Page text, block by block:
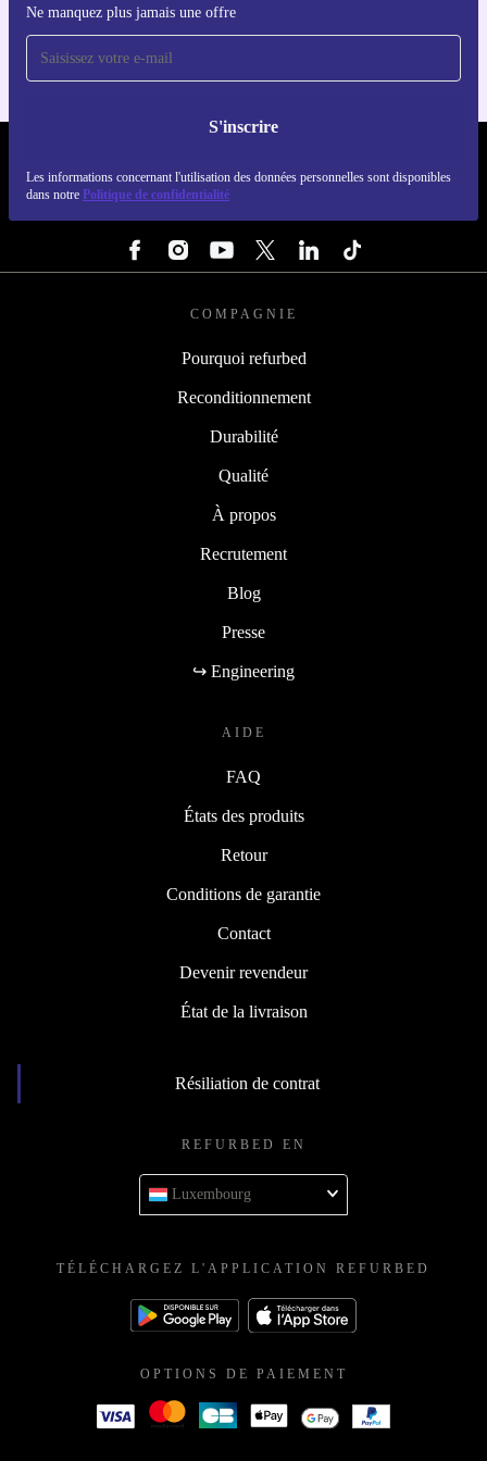
Ne manquez plus jamais une offre
S'inscrire
Les informations concernant l'utilisation des données personnelles sont disponibles
dans notre Politique de confidentialité
Pour iOS et Android
COMPAGNIE
Pourquoi refurbed
Reconditionnement
Durabilité
Qualité
À propos
Recrutement
Blog
Presse
↪ Engineering
AIDE
FAQ
États des produits
Retour
Conditions de garantie
Contact
Devenir revendeur
État de la livraison
Résiliation de contrat
REFURBED EN
Luxembourg
TÉLÉCHARGEZ L'APPLICATION REFURBED
OPTIONS DE PAIEMENT